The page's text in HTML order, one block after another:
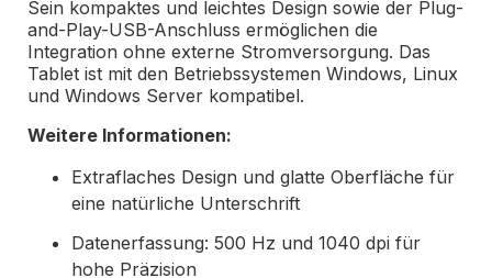
Sein kompaktes und leichtes Design sowie der Plug-
and-Play-USB-Anschluss ermöglichen die
Integration ohne externe Stromversorgung. Das
Tablet ist mit den Betriebssystemen Windows, Linux
und Windows Server kompatibel.
Weitere Informationen:
Extraflaches Design und glatte Oberfläche für
eine natürliche Unterschrift
Datenerfassung: 500 Hz und 1040 dpi für
hohe Präzision